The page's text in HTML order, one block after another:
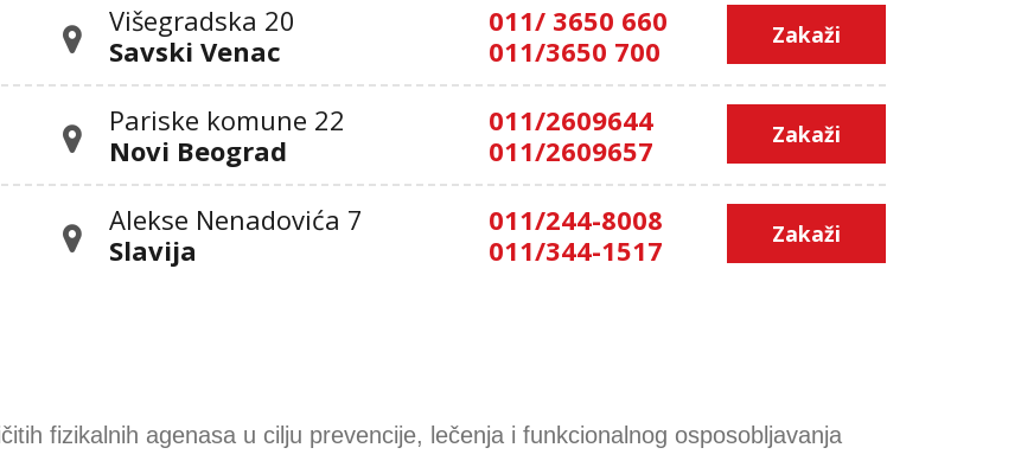
Višegradska 20
Savski Venac
011/ 3650 660
011/3650 700
Zakaži
Pariske komune 22
Novi Beograd
011/2609644
011/2609657
Zakaži
Alekse Nenadovića 7
Slavija
011/244-8008
011/344-1517
Zakaži
fizikalnih agenasa u cilju prevencije, lečenja i funkcionalnog osposobljavanja